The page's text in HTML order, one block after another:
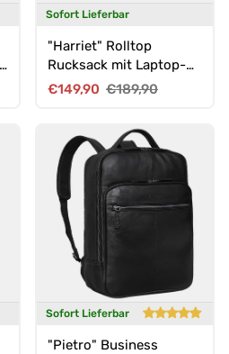
Sofort Lieferbar
"Harriet" Rolltop
Rucksack mit Laptop-
Fach 15.6 - 17 Zoll
Verkaufspreis
€149,90 Normaler Preis
€189,90
Sofort Lieferbar
"Pietro" Business